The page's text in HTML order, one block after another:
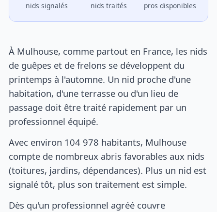
nids signalés nids traités pros disponibles
À Mulhouse, comme partout en France, les nids
de guêpes et de frelons se développent du
printemps à l'automne. Un nid proche d'une
habitation, d'une terrasse ou d'un lieu de
passage doit être traité rapidement par un
professionnel équipé.
Avec environ 104 978 habitants, Mulhouse
compte de nombreux abris favorables aux nids
(toitures, jardins, dépendances). Plus un nid est
signalé tôt, plus son traitement est simple.
Dès qu'un professionnel agréé couvre